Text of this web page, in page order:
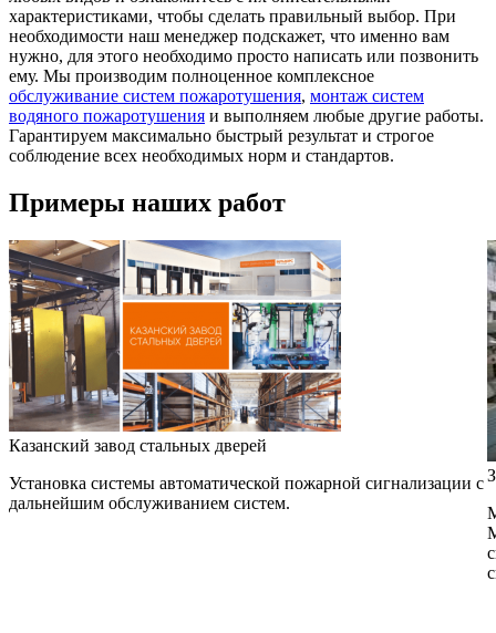
характеристиками, чтобы сделать правильный выбор. При
необходимости наш менеджер подскажет, что именно вам
нужно, для этого необходимо просто написать или позвонить
ему. Мы производим полноценное комплексное
обслуживание систем пожаротушения, монтаж систем
водяного пожаротушения и выполняем любые другие работы.
Гарантируем максимально быстрый результат и строгое
соблюдение всех необходимых норм и стандартов.
Примеры наших работ
Казанский завод стальных дверей
Установка системы автоматической пожарной сигнализации с
дальнейшим обслуживанием систем.